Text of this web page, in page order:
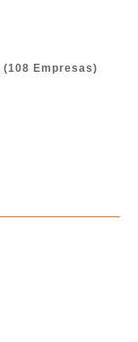
(108 Empresas)